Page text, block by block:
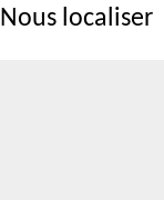
Nous localiser